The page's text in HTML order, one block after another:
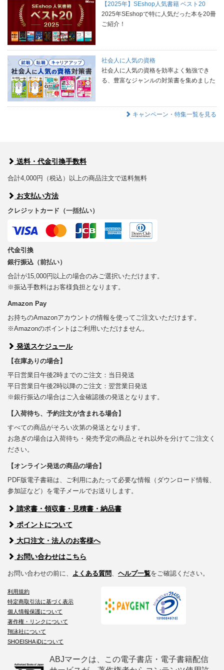
【2025年】SEshop人気書籍 ベスト20
2025年SEshopで特に人気だった本を20冊
ご紹介！
社会人に人気の資格
社会人に人気の資格を効率よく勉強でき
る、豊富なジャンルの対策書を集めました
キャンペーン・特集一覧を見る
送料・代金引換手数料
合計4,000円（税込）以上の商品注文で送料無料
お支払い方法
クレジットカード（一括払い）
代金引換
銀行振込（前払い）
合計が15,000円以上の場合のみご選択いただけます。
※振込手数料はお客様負担となります。
Amazon Pay
お持ちのAmazonアカウントの情報を使ってご注文いただけます。
※Amazonのポイントはご利用いただけません。
発送スケジュール
【在庫ありの場合】
平日営業日午後2時までのご注文：当日発送
平日営業日午後2時以降のご注文：翌営業日発送
※銀行振込の場合はご入金確認後の発送となります。
【入荷待ち、予約注文が含まれる場合】
すべての商品がそろい次第の発送となります。
お急ぎの場合は入荷待ち・発売予定の商品とそれ以外を分けてご注文く
ださい。
【オンライン発送の商品の場合】
PDF版電子書籍は、ご利用にあたって必要な情報（ダウンロード情報、
参加証など）を電子メールでお送りします。
請求書・領収書・見積書・納品書
ポイントについて
大口注文・法人のお客様へ
お問い合わせはこちら
お問い合わせの前に、 よくある質問、 ヘルプ一覧をご確認ください。
利用規約
特定商取引法に基づく表示
個人情報保護について
著作権・リンクについて
翔泳社について
SHOEISHA iDについて
ABJマークは、この電子書店・電子書籍配信